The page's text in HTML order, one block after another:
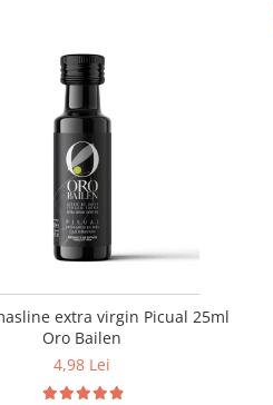
extra virgin Picual 25ml
Oro Bailen
4,98 Lei